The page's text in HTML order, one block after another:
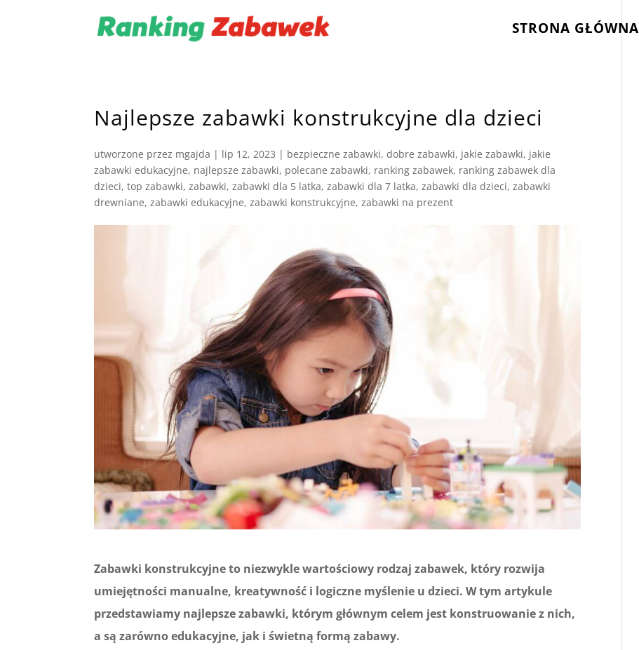
STRONA GŁÓWNA
Najlepsze zabawki konstrukcyjne dla dzieci
utworzone przez mgajda | lip 12, 2023 | bezpieczne zabawki,dobre zabawki, jakie zabawki, jakie
zabawki edukacyjne, najlepsze zabawki, polecane zabawki, ranking zabawek, ranking zabawek dla
dzieci,top zabawki,zabawki,zabawki dla 5 latka,zabawki dla 7 latka,zabawki dla dzieci,zabawki
drewniane,zabawki edukacyjne,zabawki konstrukcyjne,zabawki na prezent
Zabawki konstrukcyjne to niezwykle wartościowy rodzaj zabawek, który rozwija
umiejętności manualne, kreatywność i logiczne myślenie u dzieci. W tym artykule
przedstawiamy najlepsze zabawki, którym głównym celem jest konstruowanie z nich,
a są zarówno edukacyjne, jak i świetną formą zabawy.